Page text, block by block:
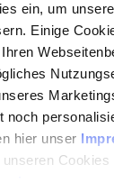
ein, um
Einige
noch
hier unser
Cookies
Gas- und
Spezialtags